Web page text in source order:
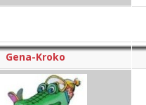
Gena-Kroko